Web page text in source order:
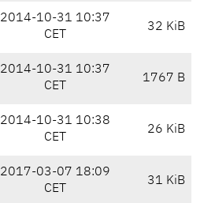
2014-10-31 10:37
CET
32 KiB
2014-10-31 10:37
CET
1767 B
2014-10-31 10:38
CET
26 KiB
2017-03-07 18:09
CET
31 KiB